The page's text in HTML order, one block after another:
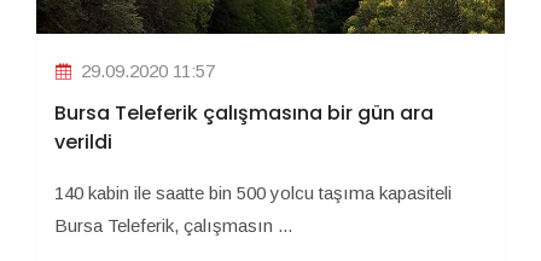
29.09.2020 11:57
Bursa Teleferik çalışmasına bir gün ara
verildi
140 kabin ile saatte bin 500 yolcu taşıma kapasiteli
Bursa Teleferik, çalışmasın ...